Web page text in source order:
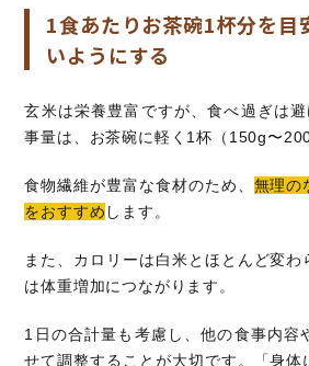
1食あたりお茶碗1杯分を目
いようにする
玄米は栄養豊富ですが、食べ過ぎは
事量は、お茶碗に軽く1杯（150g〜
食物繊維が豊富な食材のため、 無理の
をおすすめ します。
また、カロリーは白米とほとんど変
は体重増加につながります。
1日の合計量も考慮し、他の食事内容
せて調整することが大切です。「身体